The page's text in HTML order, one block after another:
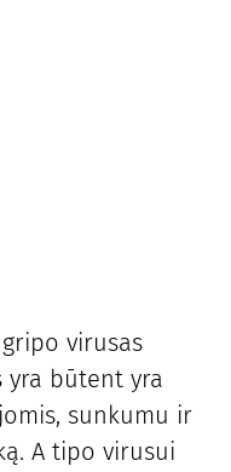
virusas
būtent yra
sunkumu ir
A tipo virusui